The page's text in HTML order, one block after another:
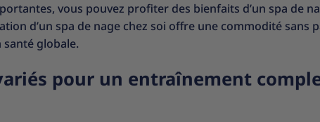
vous pouvez profiter des bienfaits d’un spa de
d’un spa de nage chez soi offre une commodité sans
globale.
pour un entraînement